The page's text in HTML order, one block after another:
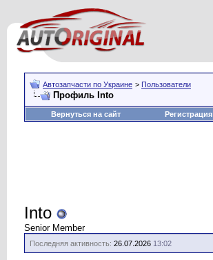
Автозапчасти по Украине > Пользователи
Профиль Into
Вернуться на сайт Регистрация
Into
Senior Member
Последняя активность: 26.07.2026 13:02